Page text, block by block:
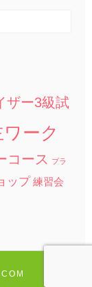
ザー3級試
ーク
コース プラ
ップ 練習会